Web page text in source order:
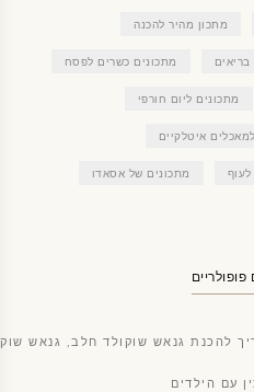
מתכון מהיר להכנה
מתכונים כשרים לפסח
מתכונים ליום חורפי
איטלקיים
מתכונים של אסאדו
פופולריים
להכנת גנאש שוקולד חלב, גנאש
עם הילדים